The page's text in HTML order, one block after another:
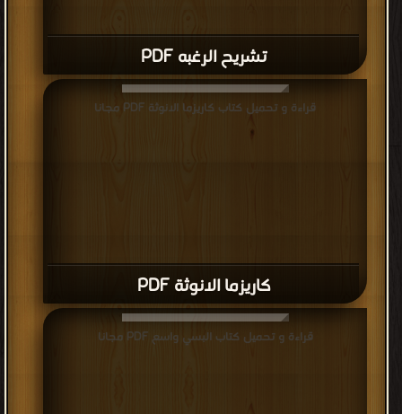
تشريح الرغبه PDF
كاريزما الانوثة PDF
قراءة و تحميل كتاب كاريزما الانوثة PDF مجانا
قراءة و تحميل كتاب البسي واسع PDF مجانا